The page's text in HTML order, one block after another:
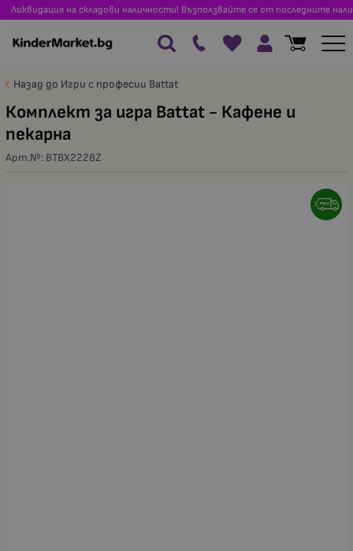
Ликвидация на складови наличности! Възползвайте се от последните
Назад до Игри с професии Battat
Комплект за игра Battat - Кафене и
пекарна
Арт.№: BTBX2228Z